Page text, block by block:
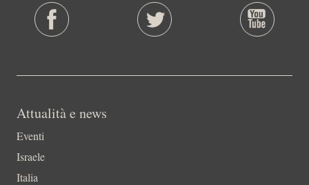
Attualità e news
Eventi
Israele
Italia